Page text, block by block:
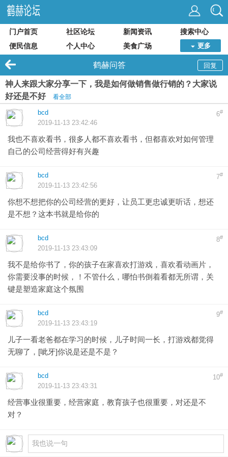
门户首页 社区论坛 新闻资讯
搜索中心
便民信息
个人中心 美食广场 更多
回复
鹤赫问答
神人来跟大家分享一下，我是如何做销售做行销的？大家说
好还是不好
看全部
6#
bcd
2019-11-13 23:42:46
我也不喜欢看书，很多人都不喜欢看书，但都喜欢对如何管理
自己的公司经营得好有兴趣
7#
bcd
2019-11-13 23:42:56
你想不想把你的公司经营的更好，让员工更忠诚更听话，想还
是不想？这本书就是给你的
8#
bcd
2019-11-13 23:43:09
我不是给你书了，你的孩子在家喜欢打游戏，喜欢看动画片，
你需要没事的时候，！不管什么，哪怕书倒着看都无所谓，关
键是塑造家庭这个氛围
9#
bcd
2019-11-13 23:43:19
儿子一看老爸都在学习的时候，儿子时间一长，打游戏都觉得
无聊了，[呲牙]你说是还是不是？
10#
bcd
2019-11-13 23:43:31
经营事业很重要，经营家庭，教育孩子也很重要，对还是不
对？